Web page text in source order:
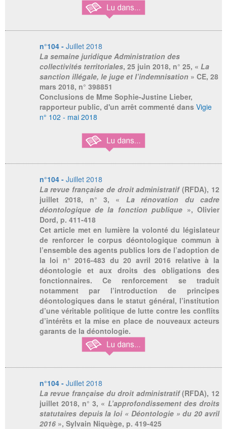
n°104 - Juillet 2018
La semaine juridique Administration des
collectivités territoriales, 25 juin 2018, n° 25, « La
sanction illégale, le juge et l’indemnisation » CE, 28
mars 2018, n° 398851
Conclusions de Mme Sophie-Justine Lieber,
rapporteur public, d'un arrêt commenté dans Vigie
n° 102 - mai 2018
n°104 - Juillet 2018
La revue française de droit administratif(RFDA), 12
juillet 2018, n° 3, « La rénovation du cadre
déontologique de la fonction publique », Olivier
Dord, p. 411-418
Cet article met en lumière la volonté du législateur
de renforcer le corpus déontologique commun à
l’ensemble des agents publics lors de l’adoption de
la loi n° 2016-483 du 20 avril 2016 relative à la
déontologie et aux droits des obligations des
fonctionnaires. Ce renforcement se traduit
notamment par l’introduction de principes
déontologiques dans le statut général, l’institution
d’une véritable politique de lutte contre les conflits
d’intérêts et la mise en place de nouveaux acteurs
garants de la déontologie.
n°104 - Juillet 2018
La revue française du droit administratif(RFDA), 12
juillet 2018, n° 3, « L’approfondissement des droits
statutaires depuis la loi « Déontologie » du 20 avril
2016», Sylvain Niquège, p. 419-425